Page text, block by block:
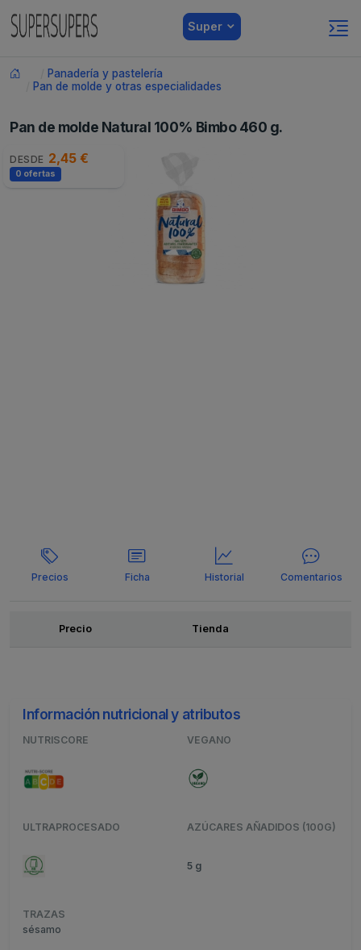
Super
Panadería y pastelería
Pan de molde y otras especialidades
Pan de molde Natural 100% Bimbo 460 g.
DESDE 2,45 €
0 ofertas
Precios Ficha Historial Comentarios
OfertasPrecio Tienda
Información nutricional y atributos
NUTRISCORE VEGANO
ULTRAPROCESADO AZÚCARES AÑADIDOS (100G)
5 g
TRAZAS
sésamo